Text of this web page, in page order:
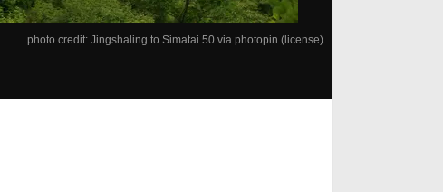
photo credit: Jingshaling to Simatai 50 via photopin (license)